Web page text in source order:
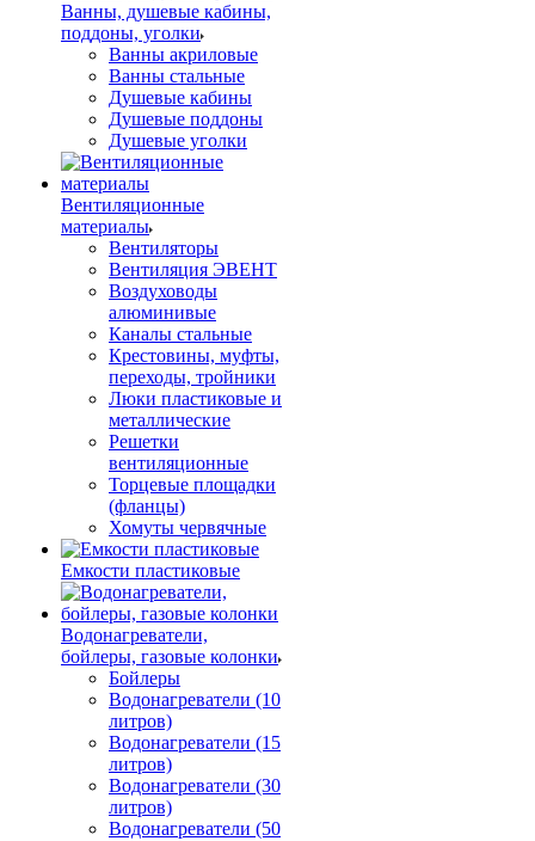
Ванны, душевые кабины,
поддоны, уголки
Ванны акриловые
Ванны стальные
Душевые кабины
Душевые поддоны
Душевые уголки
Вентиляционные
материалы
Вентиляторы
Вентиляция ЭВЕНТ
Воздуховоды
алюминивые
Каналы стальные
Крестовины, муфты,
переходы, тройники
Люки пластиковые и
металлические
Решетки
вентиляционные
Торцевые площадки
(фланцы)
Хомуты червячные
Емкости пластиковые
Водонагреватели,
бойлеры, газовые колонки
Бойлеры
Водонагреватели (10
литров)
Водонагреватели (15
литров)
Водонагреватели (30
литров)
Водонагреватели (50